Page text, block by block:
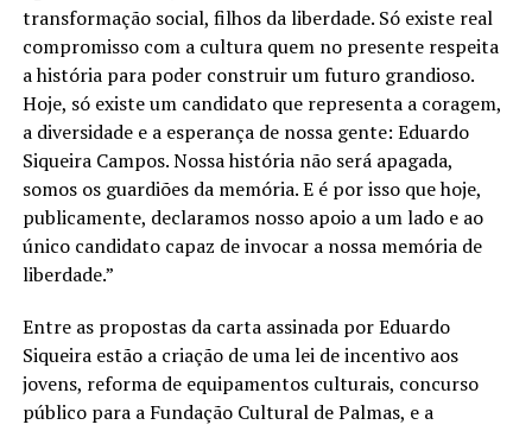
transformação social, filhos da liberdade. Só existe real
compromisso com a cultura quem no presente respeita
a história para poder construir um futuro grandioso.
Hoje, só existe um candidato que representa a coragem,
a diversidade e a esperança de nossa gente: Eduardo
Siqueira Campos. Nossa história não será apagada,
somos os guardiões da memória. E é por isso que hoje,
publicamente, declaramos nosso apoio a um lado e ao
único candidato capaz de invocar a nossa memória de
liberdade.”
Entre as propostas da carta assinada por Eduardo
Siqueira estão a criação de uma lei de incentivo aos
jovens, reforma de equipamentos culturais, concurso
público para a Fundação Cultural de Palmas, e a